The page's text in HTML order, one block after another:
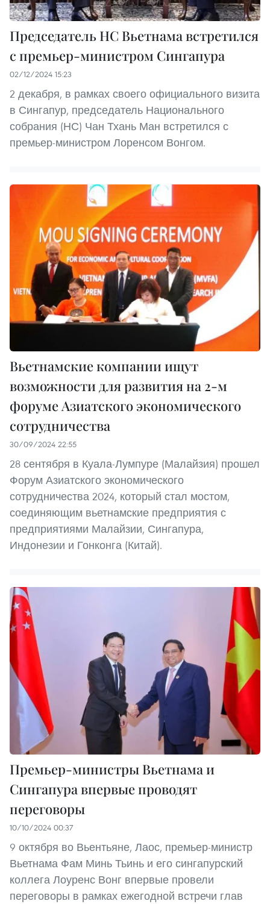
Председатель НС Вьетнама встретился
с премьер-министром Сингапура
02/12/2024 15:23
2 декабря, в рамках своего официального визита
в Сингапур, председатель Национального
собрания (НС) Чан Тхань Ман встретился с
премьер-министром Лоренсом Вонгом.
Вьетнамские компании ищут
возможности для развития на 2-м
форуме Азиатского экономического
сотрудничества
30/09/2024 22:55
28 сентября в Куала-Лумпуре (Малайзия) прошел
Форум Азиатского экономического
сотрудничества 2024, который стал мостом,
соединяющим вьетнамские предприятия с
предприятиями Малайзии, Сингапура,
Индонезии и Гонконга (Китай).
Премьер-министры Вьетнама и
Сингапура впервые проводят
переговоры
10/10/2024 00:37
9 октября во Вьентьяне, Лаос, премьер-министр
Вьетнама Фам Минь Тьинь и его сингапурский
коллега Лоуренс Вонг впервые провели
переговоры в рамках ежегодной встречи глав